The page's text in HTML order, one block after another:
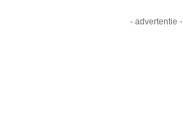
- advertentie -